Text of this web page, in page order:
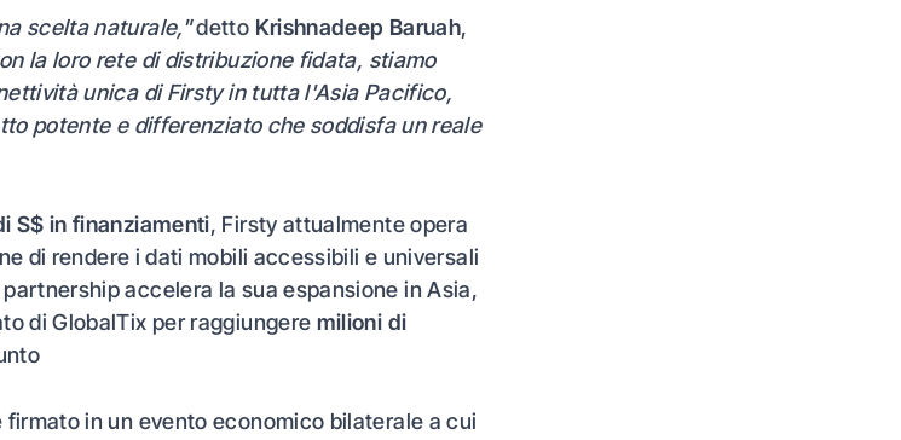
scelta naturale,"detto Krishnadeep Baruah,
la loro rete di distribuzione fidata, stiamo
unica di Firsty in tutta l'Asia Pacifico,
potente e differenziato che soddisfa un reale
S$ in finanziamenti, Firsty attualmente opera
di rendere i dati mobili accessibili e universali
accelera la sua espansione in Asia,
di GlobalTix per raggiungere milioni di
in un evento economico bilaterale a cui